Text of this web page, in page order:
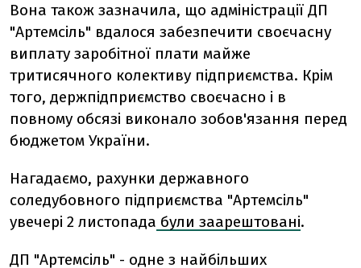
Вона також зазначила, що адміністрації ДП
"Артемсіль" вдалося забезпечити своєчасну
виплату заробітної плати майже
тритисячного колективу підприємства. Крім
того, держпідприємство своєчасно і в
повному обсязі виконало зобов'язання перед
бюджетом України.
Нагадаємо, рахунки державного
соледубовного підприємства "Артемсіль"
увечері 2 листопада були заарештовані.
ДП "Артемсіль" - одне з найбільших